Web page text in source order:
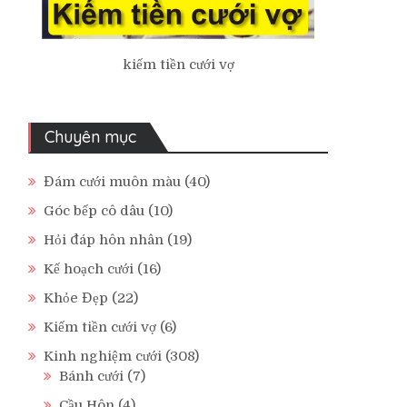
kiếm tiền cưới vợ
Chuyên mục
Đám cưới muôn màu (40)
Góc bếp cô dâu (10)
Hỏi đáp hôn nhân (19)
Kế hoạch cưới (16)
Khỏe Đẹp (22)
Kiếm tiền cưới vợ (6)
Kinh nghiệm cưới (308)
Bánh cưới (7)